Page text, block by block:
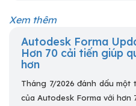
Xem thêm
Autodesk Forma
Hơn 70 cải tiến giúp
hơn
Tháng 7/2026 đánh dấu
của Autodesk Forma với hơn